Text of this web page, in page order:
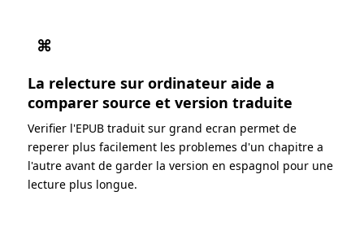
⌘
La relecture sur ordinateur aide a
comparer source et version traduite
Verifier l'EPUB traduit sur grand ecran permet de
reperer plus facilement les problemes d'un chapitre a
l'autre avant de garder la version en espagnol pour une
lecture plus longue.